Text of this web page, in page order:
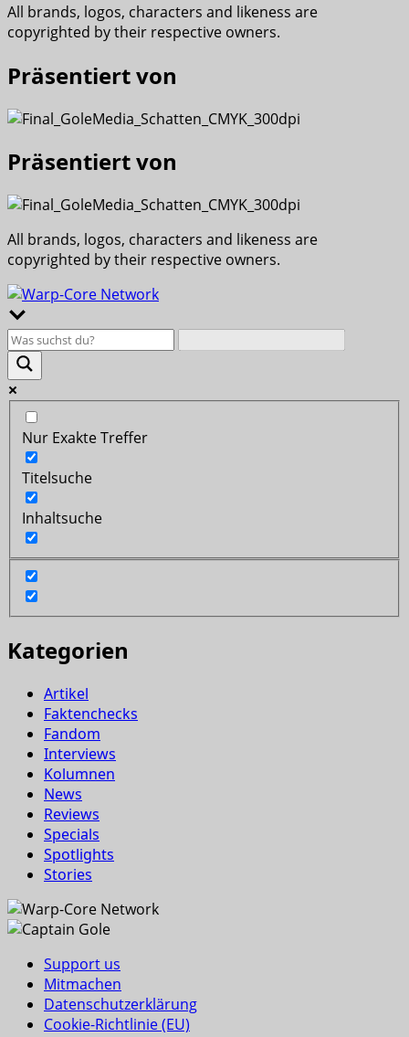
All brands, logos, characters and likeness are
copyrighted by their respective owners.
Präsentiert von
Präsentiert von
All brands, logos, characters and likeness are
copyrighted by their respective owners.
Nur Exakte Treffer
Titelsuche
Inhaltsuche
Kategorien
Artikel
Faktenchecks
Fandom
Interviews
Kolumnen
News
Reviews
Specials
Spotlights
Stories
Support us
Mitmachen
Datenschutzerklärung
Cookie-Richtlinie (EU)